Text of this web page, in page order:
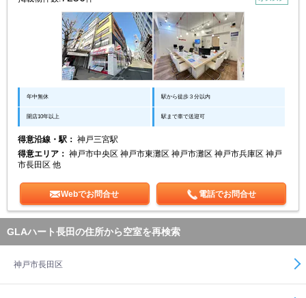
年中無休 駅から徒歩３分以内
開店10年以上 駅まで車で送迎可
得意沿線・駅： 神戸三宮駅
得意エリア： 神戸市中央区 神戸市東灘区 神戸市灘区 神戸市兵庫区 神戸
市長田区 他
Webでお問合せ 電話でお問合せ
GLAハート長田の住所から空室を再検索
神戸市長田区